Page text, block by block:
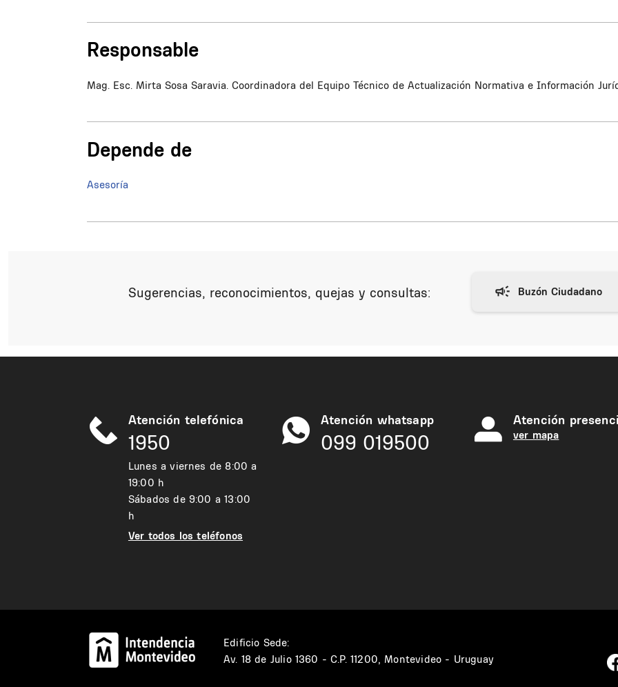
Responsable
Mag. Esc. Mirta Sosa Saravia. Coordinadora del Equipo Técnico de Actualización Normativa e Información
Depende de
Asesoría
Sugerencias, reconocimientos, quejas y consultas:
Atención telefónica
1950
Lunes a viernes de 8:00 a
19:00 h
Sábados de 9:00 a 13:00
h
Ver todos los teléfonos
Atención whatsapp
099 019500
Atención
ver mapa
Edificio Sede:
Av. 18 de Julio 1360 - C.P. 11200, Montevideo - Uruguay